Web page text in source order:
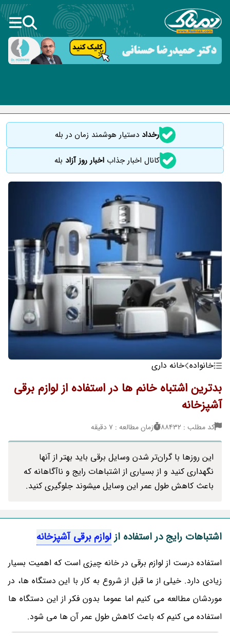
رخداددستیار هوشمند زمان در بله
کانال اخبار جذاباخبار روز آزاد بله
خانواده خانه داری
بدترین اشتباه خانم ها در استفاده از لوازم برقی
آشپزخانه
کد مطلب : 88432 زمان مطالعه : 7 دقیقه
این روزها با گران‌تر شدن وسایل برقی باید بهتر از آنها
نگهداری کنید و از بسیاری از اشتباهات رایج و ناآگاهانه که
باعث کاهش طول عمر این وسایل میشوند جلوگیری کنید.
اشتباهات رایج در استفاده از لوازم برقی آشپزخانه
استفاده درست از لوازم برقی در خانه چیزی است که اهمیت بسیار
زیادی دارد. خیلی از ما قبل از شروع به کار با این دستگاه ها، در
موردشان مطالعه می‌ کنیم اما عموما بدون فکر از این دستگاه ها
استفاده می‌ کنیم که باعث کاهش طول عمر آن ها می‌ شود.